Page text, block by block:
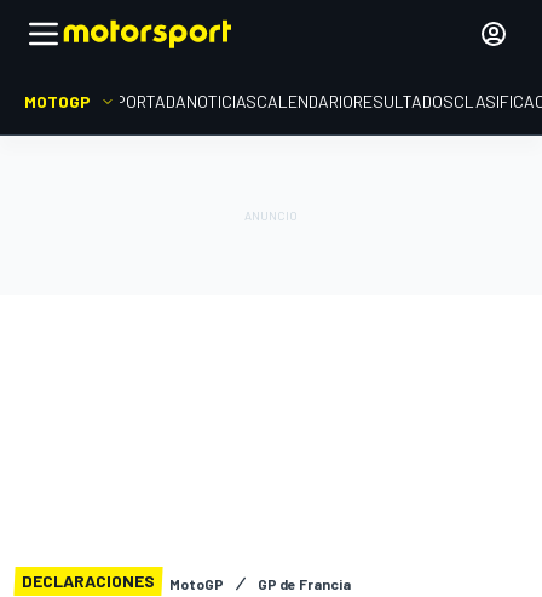
MOTOGP PORTADANOTICIASCALENDARIORESULTADOS
DECLARACIONES MotoGP GP de Francia